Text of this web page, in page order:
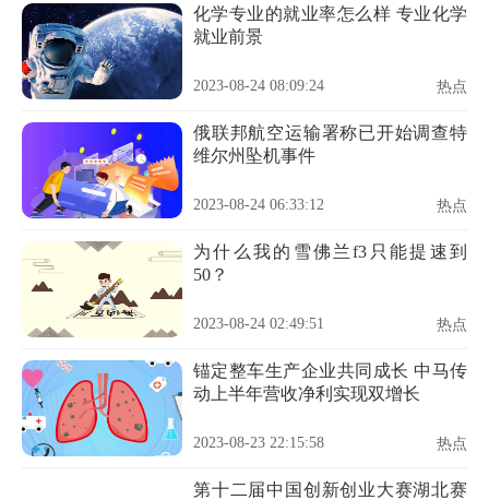
化学专业的就业率怎么样 专业化学
就业前景
2023-08-24 08:09:24 热点
俄联邦航空运输署称已开始调查特
维尔州坠机事件
2023-08-24 06:33:12 热点
为什么我的雪佛兰f3只能提速到
50？
2023-08-24 02:49:51 热点
锚定整车生产企业共同成长 中马传
动上半年营收净利实现双增长
2023-08-23 22:15:58 热点
第十二届中国创新创业大赛湖北赛